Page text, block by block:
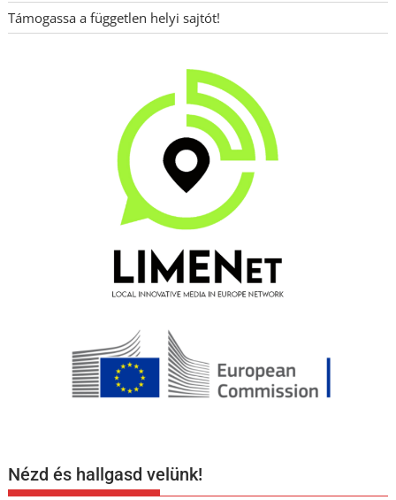
Támogassa a független helyi sajtót!
Nézd és hallgasd velünk!